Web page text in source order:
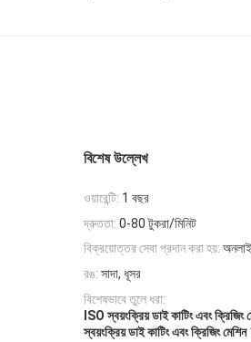
বিশেষ উল্লেখ
ওয়ারেন্টি: 1 বছর
দ্রুততা: 0-80 টুকরা/মিনিট
বিক্রয়োত্তর সেবা প্রদান করা হয়:
রঙ: সাদা, ধূসর
বিশেষভাবে তুলে ধরা:
ISO স্বয়ংক্রিয় ডাই কাটিং এবং ক্রিজিং
স্বয়ংক্রিয় ডাই কাটিং এবং ক্রিজিং